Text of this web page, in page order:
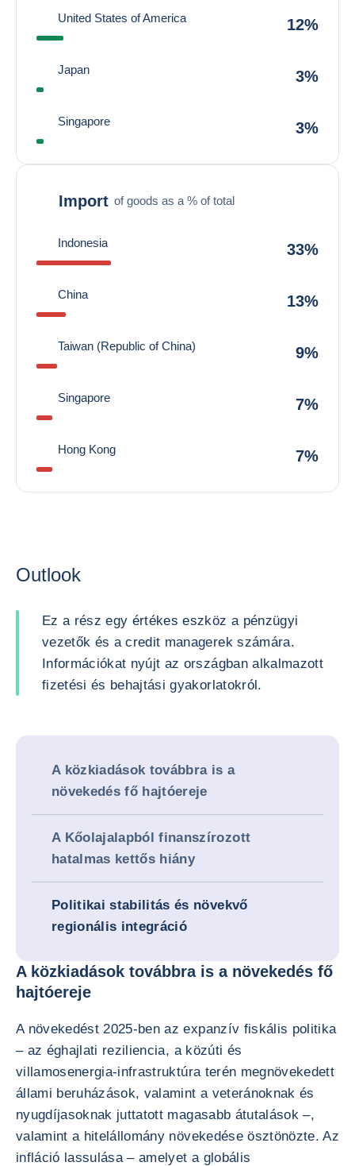
United States of America 12%
Japan 3%
Singapore 3%
Import of goods as a % of total
Indonesia 33%
China 13%
Taiwan (Republic of China) 9%
Singapore 7%
Hong Kong 7%
Outlook
Ez a rész egy értékes eszköz a pénzügyi
vezetők és a credit managerek számára.
Információkat nyújt az országban alkalmazott
fizetési és behajtási gyakorlatokról.
A közkiadások továbbra is a
növekedés fő hajtóereje
A Kőolajalapból finanszírozott
hatalmas kettős hiány
Politikai stabilitás és növekvő
regionális integráció
A közkiadások továbbra is a növekedés fő
hajtóereje
A növekedést 2025-ben az expanzív fiskális politika
– az éghajlati reziliencia, a közúti és
villamosenergia-infrastruktúra terén megnövekedett
állami beruházások, valamint a veteránoknak és
nyugdíjasoknak juttatott magasabb átutalások –,
valamint a hitelállomány növekedése ösztönözte. Az
infláció lassulása – amelyet a globális